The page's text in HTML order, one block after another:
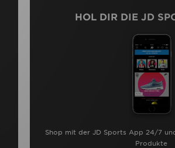
HOL DIR DIE JD
Shop mit der JD Sports App 24/7
Produkte